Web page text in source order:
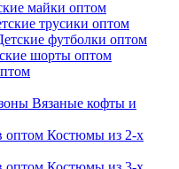
майки оптом
трусики оптом
футболки оптом
шорты оптом
Вязаные кофты и
Костюмы из 2-х